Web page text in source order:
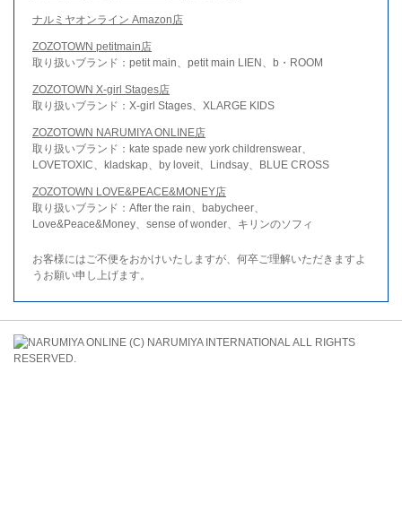
ナルミヤオンライン Amazon店
ZOZOTOWN petitmain店
取り扱いブランド：petit main、petit main LIEN、b・ROOM
ZOZOTOWN X-girl Stages店
取り扱いブランド：X-girl Stages、XLARGE KIDS
ZOZOTOWN NARUMIYA ONLINE店
取り扱いブランド：kate spade new york childrenswear、
LOVETOXIC、kladskap、by loveit、Lindsay、BLUE CROSS
ZOZOTOWN LOVE&PEACE&MONEY店
取り扱いブランド：After the rain、babycheer、
Love&Peace&Money、sense of wonder、キリンのソフィ
お客様にはご不便をおかけいたしますが、何卒ご理解いただきますよ
うお願い申し上げます。